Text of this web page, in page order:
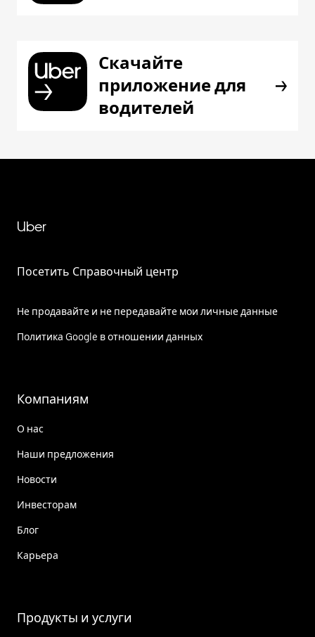
Скачайте
приложение для
водителей
Uber
Посетить Справочный центр
Не продавайте и не передавайте мои личные данные
Политика Google в отношении данных
Компаниям
О нас
Наши предложения
Новости
Инвесторам
Блог
Карьера
Продукты и услуги